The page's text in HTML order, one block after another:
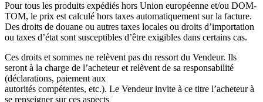
Pour tous les produits expédiés hors Union européenne et/ou DOM-
TOM, le prix est calculé hors taxes automatiquement sur la facture.
Des droits de douane ou autres taxes locales ou droits d’importation
ou taxes d’état sont susceptibles d’être exigibles dans certains cas.
Ces droits et sommes ne relèvent pas du ressort du Vendeur. Ils
seront à la charge de l’acheteur et relèvent de sa responsabilité
(déclarations, paiement aux
autorités compétentes, etc.). Le Vendeur invite à ce titre l’acheteur à
se renseigner sur ces aspects